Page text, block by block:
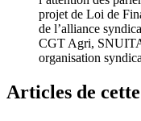
projet de Loi de
de l’alliance
CGT Agri,
organisation
Articles de